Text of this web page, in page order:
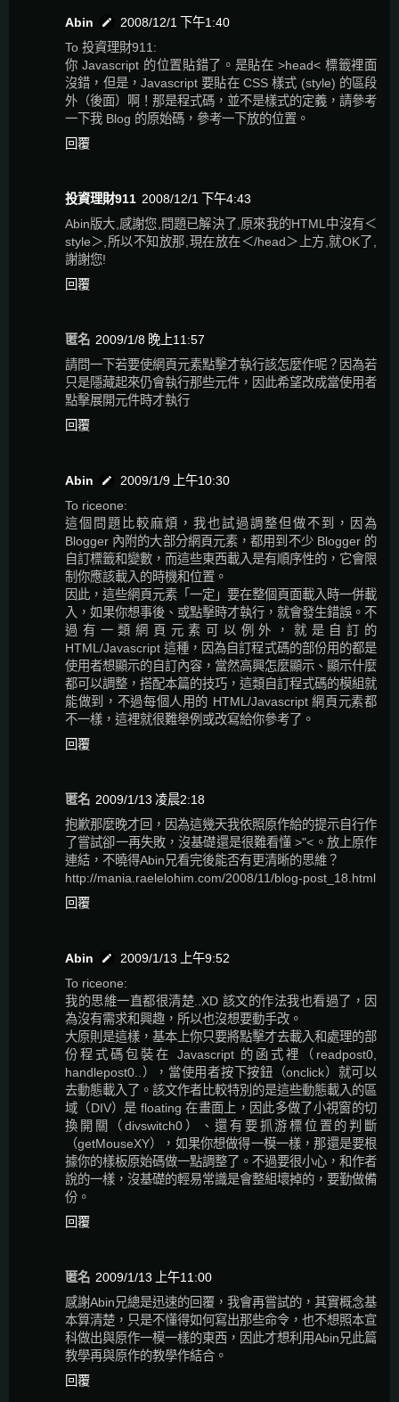
Abin
2008/12/1 下午1:40
To 投資理財911:
你 Javascript 的位置貼錯了。是貼在 >head< 標籤裡面
沒錯，但是，Javascript 要貼在 CSS 樣式 (style) 的區段
外（後面）啊！那是程式碼，並不是樣式的定義，請參考
一下我 Blog 的原始碼，參考一下放的位置。
回覆
投資理財911 2008/12/1 下午4:43
Abin版大,感謝您,問題已解決了,原來我的HTML中沒有＜
style＞,所以不知放那,現在放在＜/head＞上方,就OK了,
謝謝您!
回覆
匿名 2009/1/8 晚上11:57
請問一下若要使網頁元素點擊才執行該怎麼作呢？因為若
只是隱藏起來仍會執行那些元件，因此希望改成當使用者
點擊展開元件時才執行
回覆
Abin
2009/1/9 上午10:30
To riceone:
這個問題比較麻煩，我也試過調整但做不到，因為
Blogger 內附的大部分網頁元素，都用到不少 Blogger 的
自訂標籤和變數，而這些東西載入是有順序性的，它會限
制你應該載入的時機和位置。
因此，這些網頁元素「一定」要在整個頁面載入時一併載
入，如果你想事後、或點擊時才執行，就會發生錯誤。不
過有一類網頁元素可以例外，就是自訂的
HTML/Javascript 這種，因為自訂程式碼的部份用的都是
使用者想顯示的自訂內容，當然高興怎麼顯示、顯示什麼
都可以調整，搭配本篇的技巧，這類自訂程式碼的模組就
能做到，不過每個人用的 HTML/Javascript 網頁元素都
不一樣，這裡就很難舉例或改寫給你參考了。
回覆
匿名 2009/1/13 凌晨2:18
抱歉那麼晚才回，因為這幾天我依照原作給的提示自行作
了嘗試卻一再失敗，沒基礎還是很難看懂 >"<。放上原作
連結，不曉得Abin兄看完後能否有更清晰的思維？
http://mania.raelelohim.com/2008/11/blog-post_18.html
回覆
Abin
2009/1/13 上午9:52
To riceone:
我的思維一直都很清楚..XD 該文的作法我也看過了，因
為沒有需求和興趣，所以也沒想要動手改。
大原則是這樣，基本上你只要將點擊才去載入和處理的部
份程式碼包裝在 Javascript 的函式裡（readpost0,
handlepost0..），當使用者按下按鈕（onclick）就可以
去動態載入了。該文作者比較特別的是這些動態載入的區
域（DIV）是 floating 在畫面上，因此多做了小視窗的切
換開關（divswitch0）、還有要抓游標位置的判斷
（getMouseXY），如果你想做得一模一樣，那還是要根
據你的樣板原始碼做一點調整了。不過要很小心，和作者
說的一樣，沒基礎的輕易常識是會整組壞掉的，要勤做備
份。
回覆
匿名 2009/1/13 上午11:00
感謝Abin兄總是迅速的回覆，我會再嘗試的，其實概念基
本算清楚，只是不懂得如何寫出那些命令，也不想照本宣
科做出與原作一模一樣的東西，因此才想利用Abin兄此篇
教學再與原作的教學作結合。
回覆